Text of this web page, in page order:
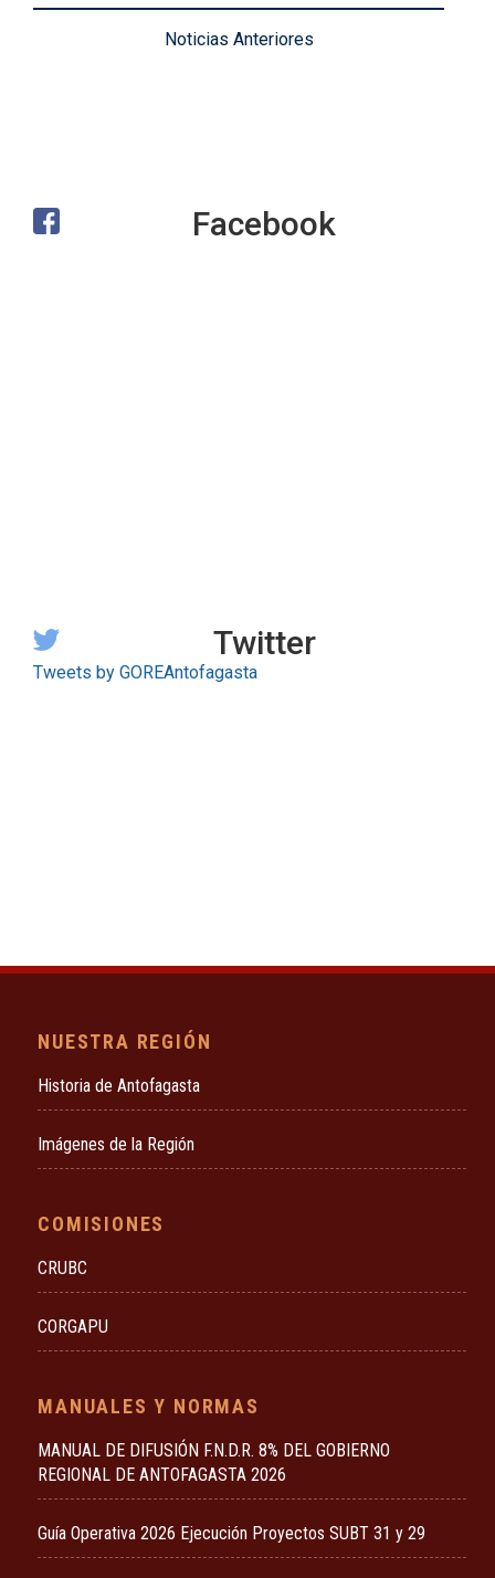
Noticias Anteriores
Facebook
Twitter
Tweets by GOREAntofagasta
NUESTRA REGIÓN
Historia de Antofagasta
Imágenes de la Región
COMISIONES
CRUBC
CORGAPU
MANUALES Y NORMAS
MANUAL DE DIFUSIÓN F.N.D.R. 8% DEL GOBIERNO
REGIONAL DE ANTOFAGASTA 2026
Guía Operativa 2026 Ejecución Proyectos SUBT 31 y 29